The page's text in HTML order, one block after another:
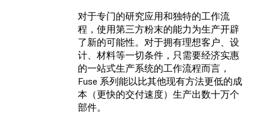
对于专门的研究应用和独特的工作流
程，使用第三方粉末的能力为生产开辟
了新的可能性。对于拥有理想客户、设
计、材料等一切条件，只需要经济实惠
的一站式生产系统的工作流程而言，
Fuse 系列能以比其他现有方法更低的成
本（更快的交付速度）生产出数十万个
部件。